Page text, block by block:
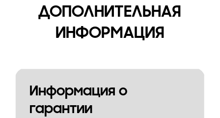
ДОПОЛНИТЕЛЬНАЯ
ИНФОРМАЦИЯ
Информация о
гарантии